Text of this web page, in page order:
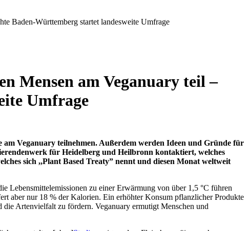
Baden-Württemberg startet landesweite Umfrage
Mensen am Veganuary teil –
Umfrage
Veganuary teilnehmen. Außerdem werden Ideen und Gründe für
für Heidelberg und Heilbronn kontaktiert, welches
sich ,,Plant Based Treaty” nennt und diesen Monat weltweit
Lebensmittelemissionen zu einer Erwärmung von über 1,5 °C führen
aber nur 18 % der Kalorien. Ein erhöhter Konsum pflanzlicher Produkte
Artenvielfalt zu fördern. Veganuary ermutigt Menschen und